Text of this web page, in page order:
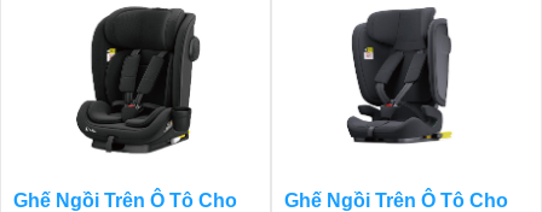
Ghế Ngồi Trên Ô Tô Cho
Ghế Ngồi Trên Ô Tô Cho